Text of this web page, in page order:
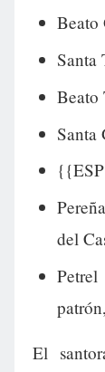
Beato
Santa
Beato
Santa
del
El